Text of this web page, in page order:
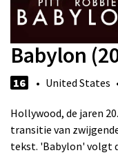
Babylon
16 • United States
Hollywood, de jaren
transitie van
tekst. 'Babylon' volgt